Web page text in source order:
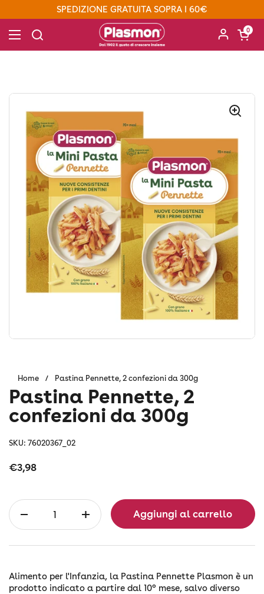
Passa ai contenutiSPEDIZIONE GRATUITA SOPRA I 60€
Apri menu
Apri
0
Home / Pastina Pennette, 2 confezioni da 300g
Pastina Pennette, 2
confezioni da 300g
SKU: 76020367_02
Prezzo:
€3,98
Quantità
Aggiungi al carrello
Alimento per l'Infanzia, la Pastina Pennette Plasmon è un
prodotto indicato a partire dal 10° mese, salvo diverso